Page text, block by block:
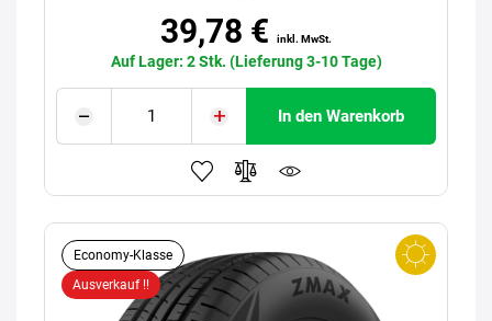
39,78 € inkl. MwSt.
Auf Lager: 2 Stk. (Lieferung 3-10 Tage)
In den Warenkorb
Economy-Klasse
Ausverkauf !!